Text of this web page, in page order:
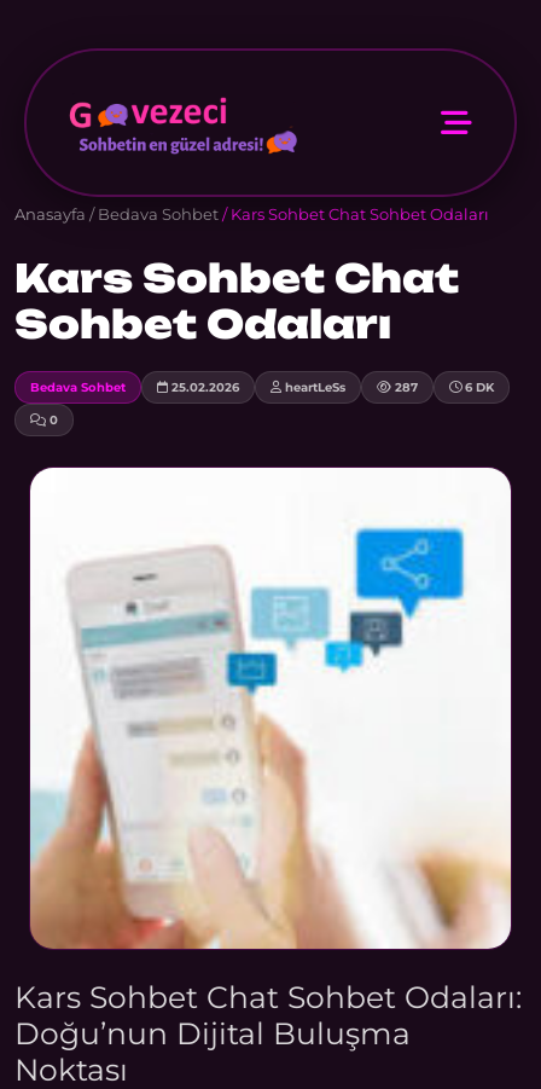
Anasayfa / Bedava Sohbet / Kars Sohbet Chat Sohbet Odaları
Kars Sohbet Chat
Sohbet Odaları
Bedava Sohbet 25.02.2026 heartLeSs 287 6 DK
0
Kars Sohbet Chat Sohbet Odaları:
Doğu’nun Dijital Buluşma
Noktası